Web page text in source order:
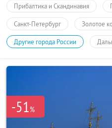
Прибалтика и Скандинавия
Санкт-Петербург Золотое
Другие города России
-51%